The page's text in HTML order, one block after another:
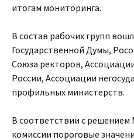
итогам мониторинга.
В состав рабочих групп
Государственной Думы,
Союза ректоров,
России, Ассоциации
профильных министерств.
В соответствии с
комиссии пороговые